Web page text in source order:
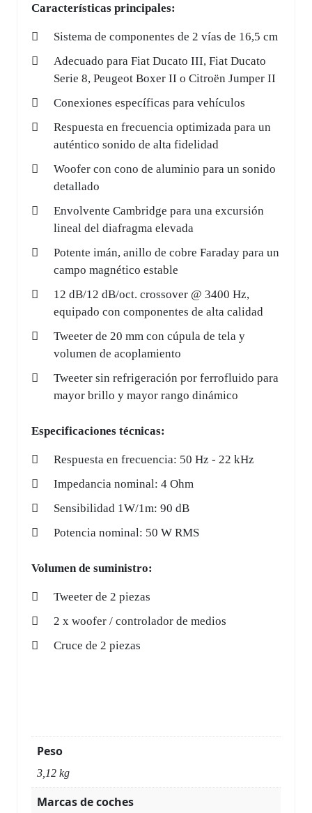
Características principales:
Sistema de componentes de 2 vías de 16,5 cm
Adecuado para Fiat Ducato III, Fiat Ducato
Serie 8, Peugeot Boxer II o Citroën Jumper II
Conexiones específicas para vehículos
Respuesta en frecuencia optimizada para un
auténtico sonido de alta fidelidad
Woofer con cono de aluminio para un sonido
detallado
Envolvente Cambridge para una excursión
lineal del diafragma elevada
Potente imán, anillo de cobre Faraday para un
campo magnético estable
12 dB/12 dB/oct. crossover @ 3400 Hz,
equipado con componentes de alta calidad
Tweeter de 20 mm con cúpula de tela y
volumen de acoplamiento
Tweeter sin refrigeración por ferrofluido para
mayor brillo y mayor rango dinámico
Especificaciones técnicas:
Respuesta en frecuencia: 50 Hz - 22 kHz
Impedancia nominal: 4 Ohm
Sensibilidad 1W/1m: 90 dB
Potencia nominal: 50 W RMS
Volumen de suministro:
Tweeter de 2 piezas
2 x woofer / controlador de medios
Cruce de 2 piezas
Peso
3,12 kg
Marcas de coches